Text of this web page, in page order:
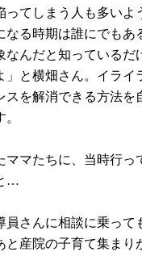
てしまう人も多いよ
なる時期は誰にでもあ
なんだと知っているだ
」と横畑さん。イライ
スを解消できる方法を
ママたちに、当時行っ
…
員さんに相談に乗って
と産院の子育て集まり